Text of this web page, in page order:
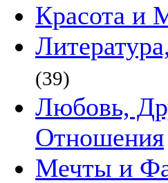
Красота и
(39)
Любовь,
Отношения
Мечты и